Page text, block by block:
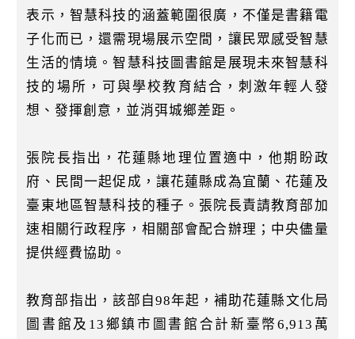
表示，智慧科技的涵蓋範圍很廣，不僅是書籍電
子化而已，還需現場展示空間，讓民眾感受智慧
生活的情境。智慧科技圖書館是展現未來智慧科
技的場所，可與學校教育結合，刺激年輕人發
想、發揮創意，並消弭城鄉差距。
張院長指出，花蓮縣地理位置適中，他期盼政
府、民間一起促成，讓花蓮縣成為宜蘭、花蓮及
臺東地區智慧科技的種子。張院長責請教育部加
速相關行政程序，相關部會配合辦理；中央儘量
提供經費協助。
教育部指出，該部自98年起，補助花蓮縣文化局
圖書館及13鄉鎮市圖書館合計新臺幣6,913萬